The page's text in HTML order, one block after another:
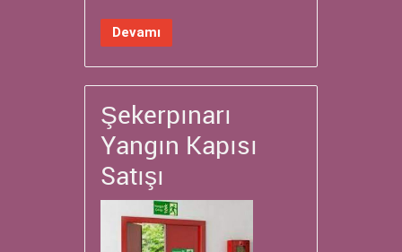
Devamı
Şekerpınarı
Yangın Kapısı
Satışı